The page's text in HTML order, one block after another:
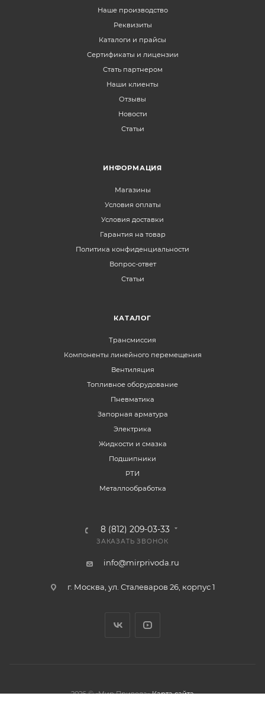
Наше производство
Реквизиты
Каталоги и прайсы
Сертификаты и лицензии
Стать партнером
Наши клиенты
Отзывы
Новости
Статьи
ИНФОРМАЦИЯ
Магазины
Условия оплаты
Условия доставки
Гарантия на товар
Политика конфиденциальности
Вопрос-ответ
Статьи
КАТАЛОГ
Трансмиссия
Компоненты линейного перемещения
Вентиляция
Топливное оборудование
Пневматика
Запорная арматура
Электрика
Жидкости и смазка
Подшипники
РТИ
Металлообработка
8 (812) 209-03-33
ЗАКАЗАТЬ ЗВОНОК
info@mirprivoda.ru
г. Москва, ул. Сталеваров 26, корпус 1
2026 © «Мир Привода» Карта сайта